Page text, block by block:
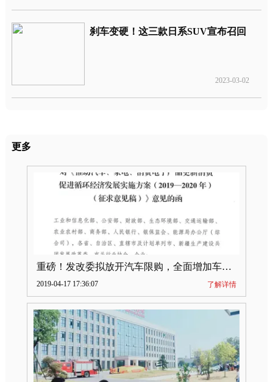
刹车变硬！这三款日系SUV宣布召回
2023-03-02
更多
重磅！发改委拟放开汽车限购，全面增加车牌指标
2019-04-17 17:36:07 了解详情